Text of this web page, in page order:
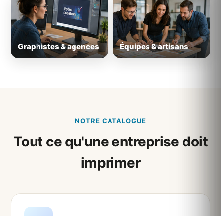
Graphistes & agences Équipes & artisans
NOTRE CATALOGUE
Tout ce qu'une entreprise doit
imprimer